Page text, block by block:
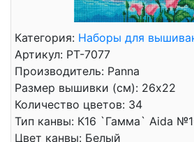
Категория: Наборы для
Артикул: PT-7077
Производитель: Panna
Размер вышивки (см): 26x22
Количество цветов: 34
Тип канвы: К16 `Гамма` Aida
Цвет канвы: Белый